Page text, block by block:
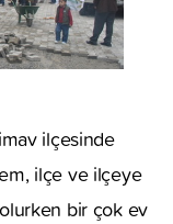
ilçesinde
ilçe ve ilçeye
bir çok ev